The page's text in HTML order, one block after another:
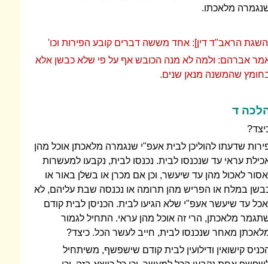
מלאכתו.
הראב"ד דין]: אחד מששה דברים קובע הפירות וכו'
אברהם: ולמה לא מנה הכובש אף על פי שלא כבשן אלא
שהמשנה מנאן שנים.
ד
שדעתו להוליכן לבית אעפ"י שנגמרה מלאכתן אוכל מהן
עראי עד שנכנסו לבית. נכנסו לבית, נקבעו למעשרות
לאכול מהן עד שיעשר, וכן אם מכרן או בשלן באור או
במלח או הפריש מהן תרומה או נכנסה שבת עליהם, לא
עד שיעשר אעפ"י שלא הגיעו לבית. הכניסן לבית קודם
מלאכתן, הרי זה אוכל מהן עראי. התחיל לגמור
מאחר שנכנסו לבית, חייב לעשר הכל. כיצד?
קישואין ודילועין לבית קודם שישפשף, משיתחיל